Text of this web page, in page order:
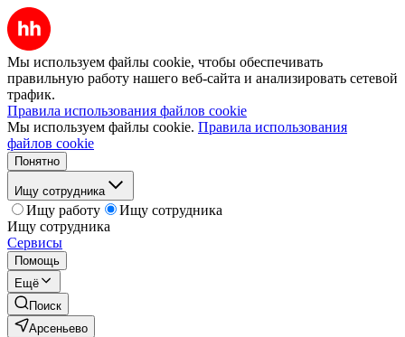
Мы используем файлы cookie, чтобы обеспечивать
правильную работу нашего веб-сайта и анализировать сетевой
трафик.
Правила использования файлов cookie
Мы используем файлы cookie. Правила использования
файлов cookie
Понятно
Ищу сотрудника
Ищу работу
Ищу сотрудника
Ищу сотрудника
Сервисы
Помощь
Ещё
Поиск
Арсеньево